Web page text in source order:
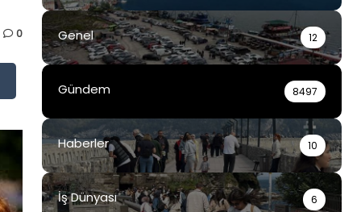
0 Genel 12
Gündem 8497
Haberler 10
İş Dünyası 6